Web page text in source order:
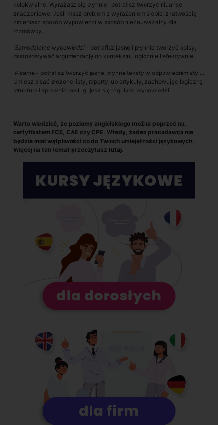
kolokwialne. Wyrażasz się płynnie i potrafisz tworzyć niuanse
znaczeniowe. Jeśli masz problem z wyrażeniem siebie, z łatwością
zmieniasz sposób wypowiedzi w sposób niezauważalny dla
rozmówcy.
Samodzielne wypowiedzi - potrafisz jasno i płynnie tworzyć opisy,
dostosowywać argumentację do kontekstu, logicznie i efektywnie.
Pisanie - potrafisz tworzyć jasne, płynne teksty w odpowiednim stylu.
Umiesz pisać złożone listy, raporty lub artykuły, zachowując logiczną
strukturę i sprawnie posługujesz się regułami wypowiedzi.
Warto wiedzieć, że poziomy angielskiego można poprzeć np.
certyfikatem FCE, CAE czy CPE. Wtedy, żaden pracodawca nie
będzie miał wątpliwości co do Twoich umiejętności językowych.
Więcej na ten temat przeczytasz tutaj.